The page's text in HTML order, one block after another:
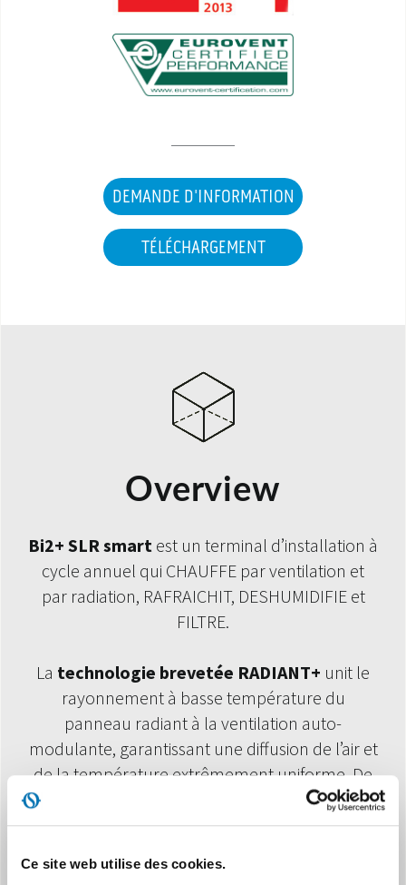
Ce site web utilise des cookies.
DEMANDE D'INFORMATION
TÉLÉCHARGEMENT
Overview
Bi2+ SLR smart est un terminal d’installation à
cycle annuel qui CHAUFFE par ventilation et
par radiation, RAFRAICHIT, DESHUMIDIFIE et
FILTRE.
La technologie brevetée RADIANT+ unit le
rayonnement à basse température du
panneau radiant à la ventilation auto-
modulante, garantissant une diffusion de l’air et
de la température extrêmement uniforme. De
cette façon, il est en mesure d’amener les
pièces au point de réglage souhaité
atteint, grâce aux algorithmes automatiques de